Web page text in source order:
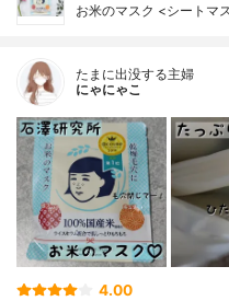
お米のマスク <シートマ
たまに出没する主婦
にゃにゃこ
4.00